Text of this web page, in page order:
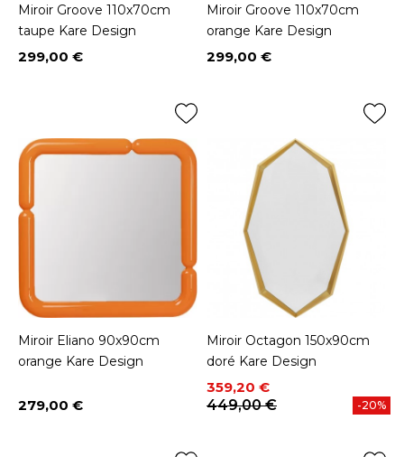
Miroir Groove 110x70cm
taupe Kare Design
Prix
299,00 €
Miroir Groove 110x70cm
orange Kare Design
Prix
299,00 €
Miroir Eliano 90x90cm
orange Kare Design
Prix
279,00 €
Miroir Octagon 150x90cm
doré Kare Design
Prix
359,20 €
Prix de base
449,00 €
-20%